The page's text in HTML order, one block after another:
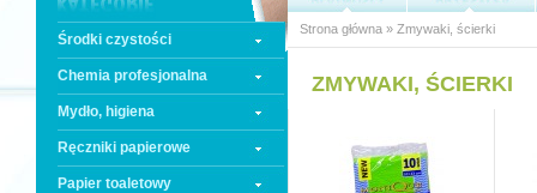
Środki czystości
Chemia profesjonalna
Mydło, higiena
Ręczniki papierowe
Papier toaletowy
Strona główna » Zmywaki, ścierki
ZMYWAKI, ŚCIERKI